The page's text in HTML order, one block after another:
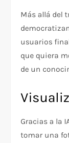
Más allá del
usuarios
que quiera
de un
Gracias a la
tomar una